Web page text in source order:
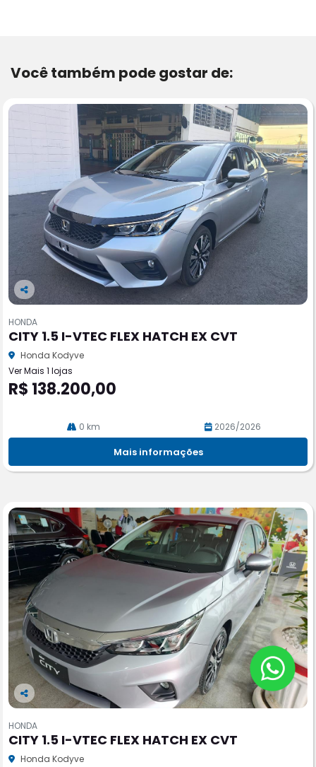
Você também pode gostar de:
Co
pa
rtil
he
HONDA
CITY 1.5 I-VTEC FLEX HATCH EX CVT
Honda Kodyve
Ver Mais 1 lojas
R$ 138.200,00
0 km 2026/2026
Mais informações
Co
pa
rtil
he
HONDA
CITY 1.5 I-VTEC FLEX HATCH EX CVT
Honda Kodyve